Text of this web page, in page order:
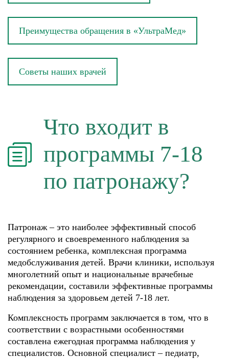
Преимущества обращения в «УльтраМед»
Советы наших врачей
Что входит в
программы 7-18
по патронажу?
Патронаж – это наиболее эффективный способ
регулярного и своевременного наблюдения за
состоянием ребенка, комплексная программа
медобслуживания детей. Врачи клиники, используя
многолетний опыт и национальные врачебные
рекомендации, составили эффективные программы
наблюдения за здоровьем детей 7-18 лет.
Комплексность программ заключается в том, что в
соответствии с возрастными особенностями
составлена ежегодная программа наблюдения у
специалистов. Основной специалист – педиатр,